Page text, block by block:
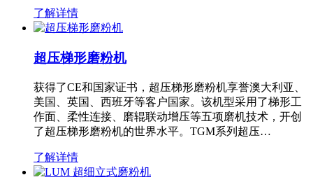
了解详情
超压梯形磨粉机
获得了CE和国家证书，超压梯形磨粉机享誉澳大利亚、
美国、英国、西班牙等客户国家。该机型采用了梯形工
作面、柔性连接、磨辊联动增压等五项磨机技术，开创
了超压梯形磨粉机的世界水平。TGM系列超压…
了解详情